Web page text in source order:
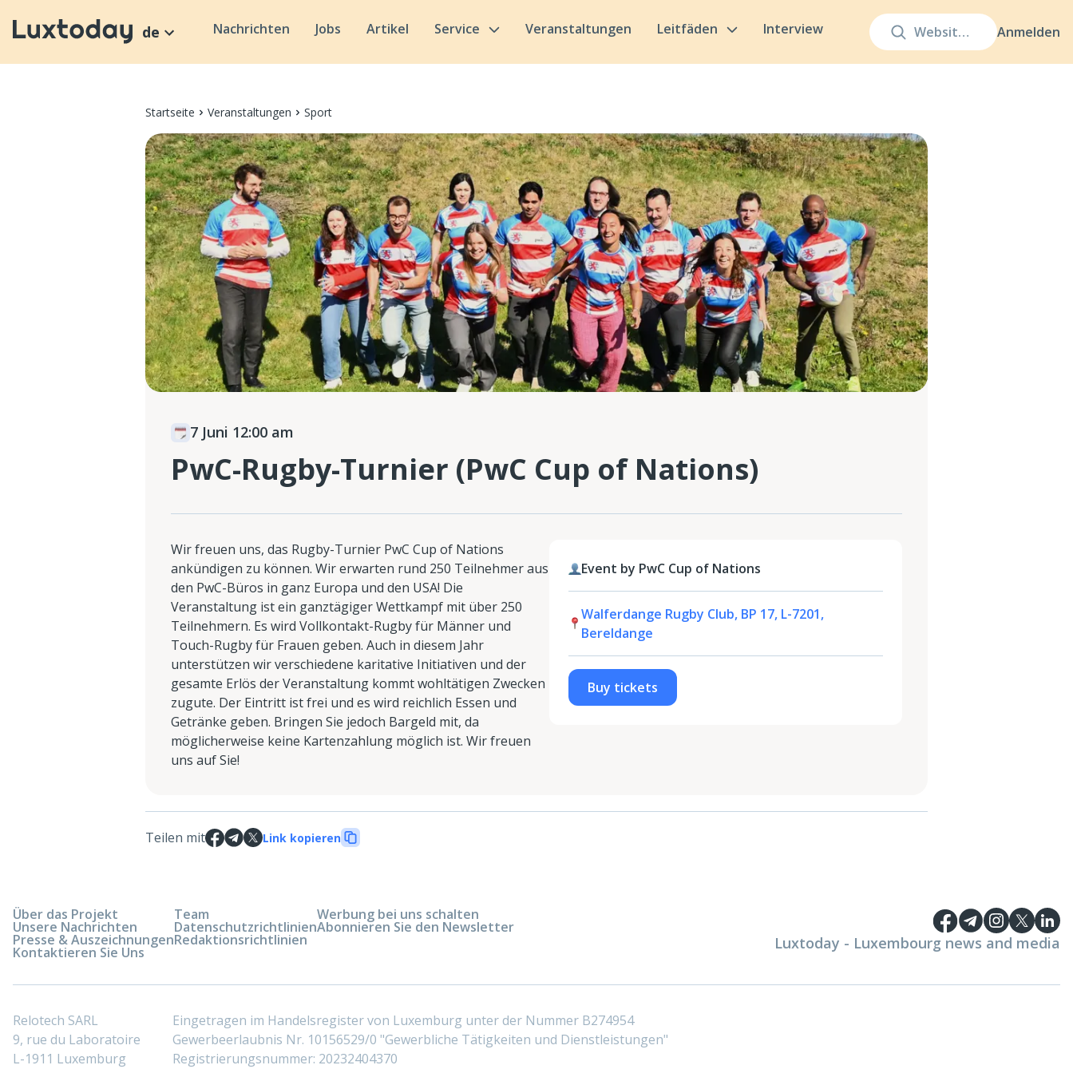
Anmelden
de Nachrichten Jobs Artikel Service Veranstaltungen Leitfäden Interview
Startseite Veranstaltungen Sport
7 Juni 12:00 am
PwC-Rugby-Turnier (PwC Cup of Nations)
Wir freuen uns, das Rugby-Turnier PwC Cup of Nations
ankündigen zu können. Wir erwarten rund 250 Teilnehmer aus
den PwC-Büros in ganz Europa und den USA! Die
Veranstaltung ist ein ganztägiger Wettkampf mit über 250
Teilnehmern. Es wird Vollkontakt-Rugby für Männer und
Touch-Rugby für Frauen geben. Auch in diesem Jahr
unterstützen wir verschiedene karitative Initiativen und der
gesamte Erlös der Veranstaltung kommt wohltätigen Zwecken
zugute. Der Eintritt ist frei und es wird reichlich Essen und
Getränke geben. Bringen Sie jedoch Bargeld mit, da
möglicherweise keine Kartenzahlung möglich ist. Wir freuen
uns auf Sie!
Event by PwC Cup of Nations
Walferdange Rugby Club, BP 17, L-7201,
Bereldange
Buy tickets
Teilen mit Link kopieren
Über das Projekt
Unsere Nachrichten
Presse & Auszeichnungen
Kontaktieren Sie Uns
Team
Datenschutzrichtlinien
Redaktionsrichtlinien
Werbung bei uns schalten
Abonnieren Sie den Newsletter
Luxtoday - Luxembourg news and media
Relotech SARL
9, rue du Laboratoire
L-1911 Luxemburg
Eingetragen im Handelsregister von Luxemburg unter der Nummer B274954
Gewerbeerlaubnis Nr. 10156529/0 "Gewerbliche Tätigkeiten und Dienstleistungen"
Registrierungsnummer: 20232404370